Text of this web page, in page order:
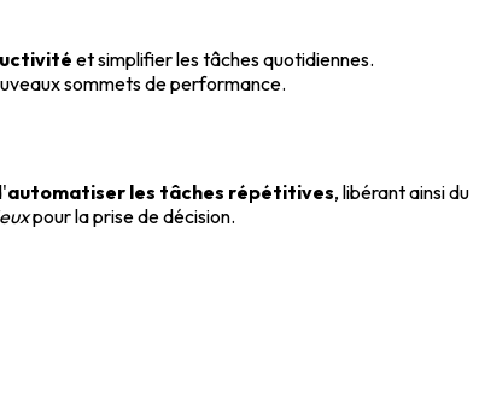
et simplifier les tâches quotidiennes.
sommets de performance.
automatiser les tâches répétitives, libérant ainsi du
pour la prise de décision.